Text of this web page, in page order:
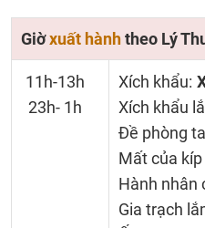
Giờxuất hànhtheo Lý
11h-13h
23h- 1h
Xích khẩu:
Xích khẩu
Đề phòng
Mất của
Hành nhân
Gia trạch